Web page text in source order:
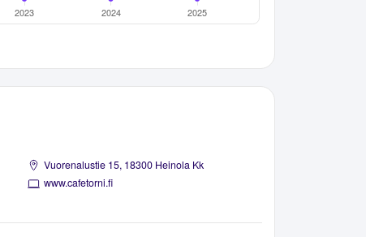
Vuorenalustie 15, 18300 Heinola Kk
www.cafetorni.fi